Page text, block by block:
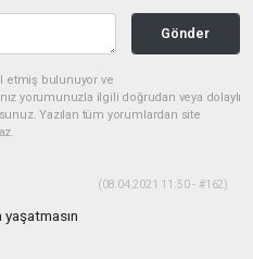
Gönder
etmiş bulunuyor ve
yorumunuzla ilgili doğrudan veya dolaylı
Yazılan tüm yorumlardan site
(08.04.2021 11:50 - #162)